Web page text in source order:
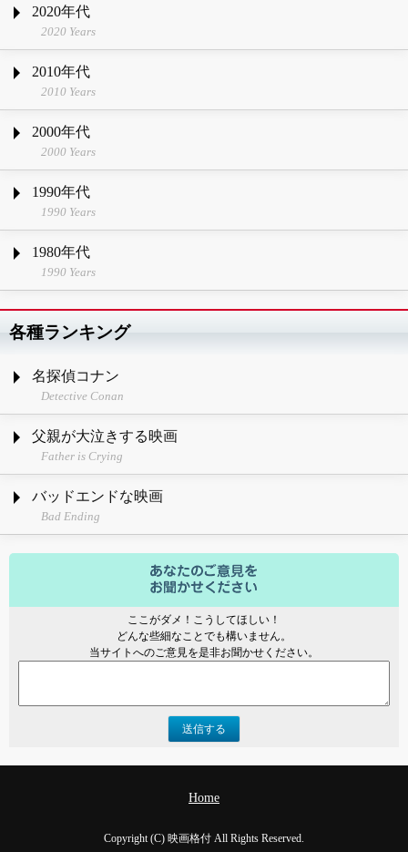
2020年代
2020 Years
2010年代
2010 Years
2000年代
2000 Years
1990年代
1990 Years
1980年代
1990 Years
各種ランキング
名探偵コナン
Detective Conan
父親が大泣きする映画
Father is Crying
バッドエンドな映画
Bad Ending
ここがダメ！こうしてほしい！
どんな些細なことでも構いません。
当サイトへのご意見を是非お聞かせください。
送信する
Home
Copyright (C) 映画格付 All Rights Reserved.